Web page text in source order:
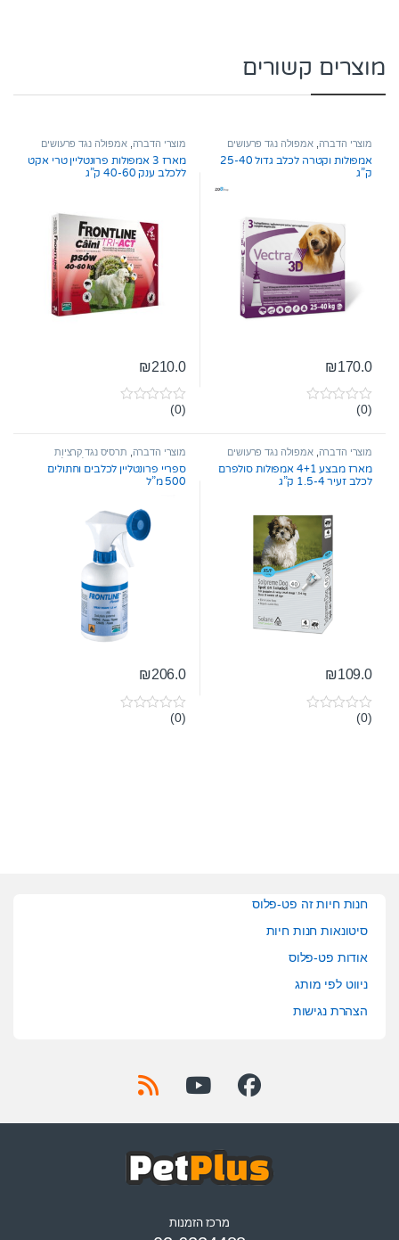
מוצרים קשורים
מוצרי הדברה,אמפולה נגד פרעושים
וקרציות
אמפולות וקטרה לכלב גדול 25-40
ק”ג
₪170.0
0
t
f
5
(0)
מוצרי הדברה,אמפולה נגד פרעושים
וקרציות
מארז 3 אמפולות פרונטליין טרי אקט
ללכלב ענק 40-60 ק”ג
₪210.0
0
t
f
5
(0)
מוצרי הדברה ,אמפולה נגד פרעושים
מארז מבצע 4+1 אמפולות סולפרם
לכלב זעיר 1.5-4 ק”ג
₪109.0
0(0)
מוצרי הדברה
תרסיס נגד קרציות
מוצרי הדברה לחתול
ספריי פרונטליין לכלבים וחתולים
500 מ”ל
₪206.0
0(0)
חנות חיות זה פט-פלוס
סיטונאות חנות חיות
אודות פט-פלוס
ניווט לפי מותג
הצהרת נגישות
מרכז הזמנות